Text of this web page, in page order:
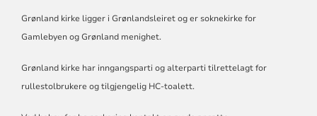
GRØNLAND
Grønland kirke ligger i Grønlandsleiret og er soknekirke for
Gamlebyen og Grønland menighet.
Grønland kirke har inngangsparti og alterparti tilrettelagt for
rullestolbrukere og tilgjengelig HC-toalett.